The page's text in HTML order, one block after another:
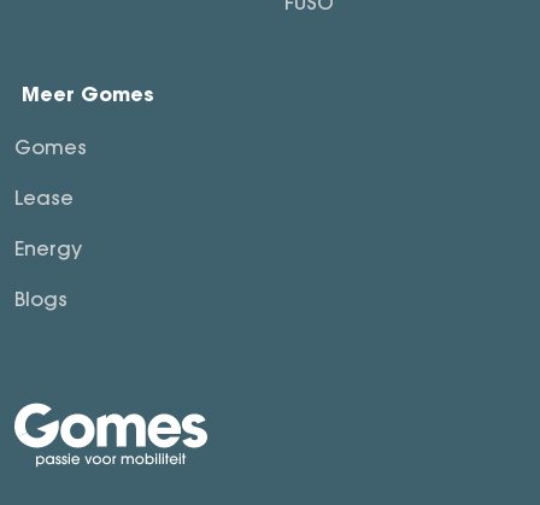
Meer Gomes
Gomes
Lease
Energy
Blogs